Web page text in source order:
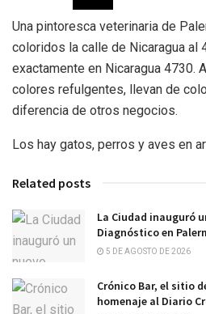
Una pintoresca veterinaria de
coloridos la calle de Nicaragua al
exactamente en Nicaragua 4730.
colores refulgentes, llevan de
diferencia de otros negocios.
Los hay gatos, perros y aves en
Related posts
La Ciudad inauguró
Diagnóstico en
5 DE AGOSTO DE 2026
Crónico Bar, el sitio
homenaje al Diario